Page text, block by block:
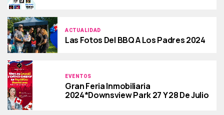
ACTUALIDAD
Las Fotos Del BBQ A Los Padres 2024
EVENTOS
Gran Feria Inmobiliaria
2024*Downsview Park 27 Y 28 De Julio